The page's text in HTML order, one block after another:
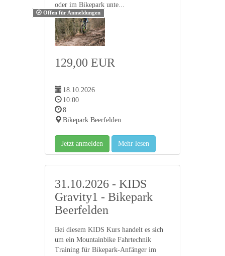
oder im Bikepark unte...
Offen für Anmeldungen
129,00 EUR
18.10.2026
10:00
8
Bikepark Beerfelden
Jetzt anmelden Mehr lesen
31.10.2026 - KIDS
Gravity1 - Bikepark
Beerfelden
Bei diesem KIDS Kurs handelt es sich
um ein Mountainbike Fahrtechnik
Training für Bikepark-Anfänger im